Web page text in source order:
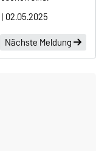
02.05.2025
Nächste Meldung